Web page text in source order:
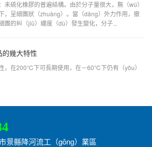
未硫化橡膠的普遍結構。由於分子量很大，無（wú）
，呈細團狀（zhuàng）。當（dāng）外力作用，撤
團的糾（jiū）纏度（dù）發生變化，分子...
的幾大特性
，在200℃下可長期使用，在－60℃下仍有（yǒu）
景縣降河流工（gōng）業區